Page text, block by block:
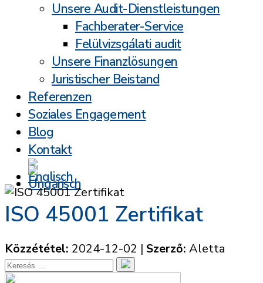
Unsere Audit-Dienstleistungen
Fachberater-Service
Felülvizsgálati audit
Unsere Finanzlösungen
Juristischer Beistand
Referenzen
Soziales Engagement
Blog
Kontakt
ISO 45001 Zertifikat
Közzététel: 2024-12-02 | Szerző: Aletta